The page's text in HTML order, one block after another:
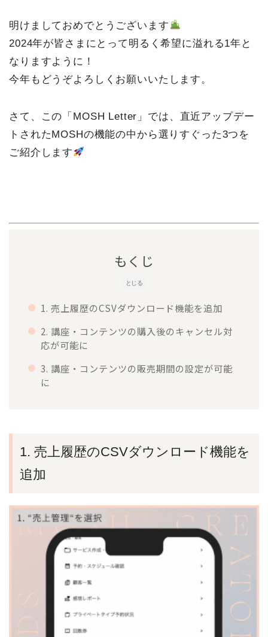
明けましておめでとうございます
2024年が皆さまにとって明るく希望に溢れる1年と
なりますように！
今年もどうぞよろしくお願いいたします。
さて、この「MOSH Letter」では、直近アップデー
トされたMOSHの機能の中から選りすぐった3つを
ご紹介します
とじる
もくじ
1. 売上履歴のCSVダウンロード機能を追加
2. 講座・コンテンツの購入後のキャンセル対
応が可能に
3. 講座・コンテンツの販売期間の設定が可能
に
1. 売上履歴のCSVダウンロード機能を
追加